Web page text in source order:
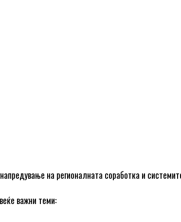
на регионалната соработка и
важни теми: